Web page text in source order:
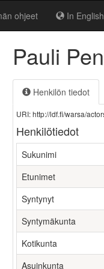
ohjeet In English
Pauli
Henkilön tiedot
URI: http://ldf.fi/warsa/
Henkilötiedot
Sukunimi
Etunimet
Syntynyt
Syntymäkunta
Kotikunta
Asuinkunta